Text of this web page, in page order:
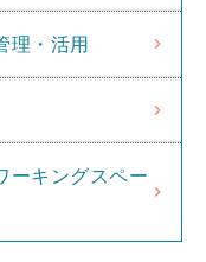
理・活用
ーキングスペー